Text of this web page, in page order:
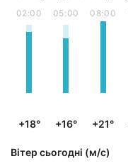
02:00
+18°
05:00
+16°
08:00
+21°
Вітер сьогодні (м/с)